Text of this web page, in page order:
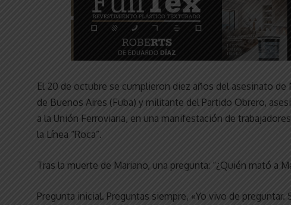
El 20 de octubre se cumplieron diez años del asesinato
de Buenos Aires (Fuba) y militante del Partido Obrero,
a la Unión Ferroviaria, en una manifestación de
la Línea “Roca”.
Tras la muerte de Mariano, una pregunta: “¿Quién mató a
Pregunta inicial. Preguntas siempre, «Yo vivo de preguntar.